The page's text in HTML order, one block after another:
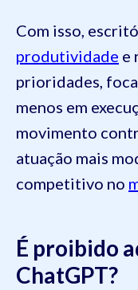
Com isso,
produtividade e
prioridades,
menos em
movimento
atuação mais
competitivo no
É proibido
ChatGPT?